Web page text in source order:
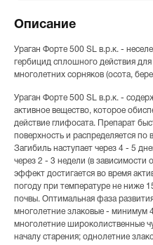
Описание
Ураган Форте 500 SL в.р.к. -
гербицид сплошного действия
многолетних сорняков (осота,
Ураган Форте 500 SL в.р.к. -
активное вещество, которое
действие глифосата. Препарат
поверхность и распределяется
Загибиль наступает через 4 - 5
через 2 - 3 недели (в
эффект достигается во время
погоду при температуре не ниже
почвы. Оптимальная фаза
многолетние злаковые - минимум
многолетние широколиственные
началу старения; однолетние